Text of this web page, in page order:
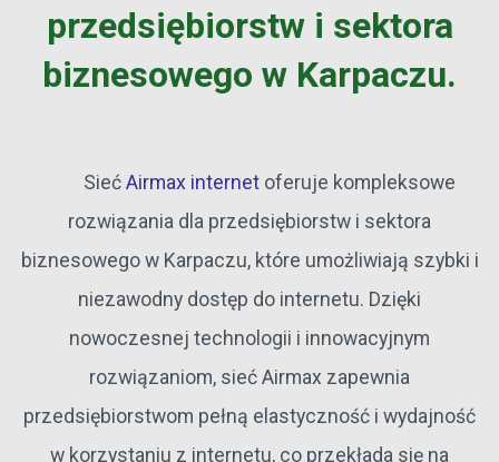
przedsiębiorstw i sektora
biznesowego w Karpaczu.
Sieć Airmax internetoferuje kompleksowe
rozwiązania dla przedsiębiorstw i sektora
biznesowego w Karpaczu, które umożliwiają szybki i
niezawodny dostęp do internetu. Dzięki
nowoczesnej technologii i innowacyjnym
rozwiązaniom, sieć Airmax zapewnia
przedsiębiorstwom pełną elastyczność i wydajność
w korzystaniu z internetu, co przekłada się na